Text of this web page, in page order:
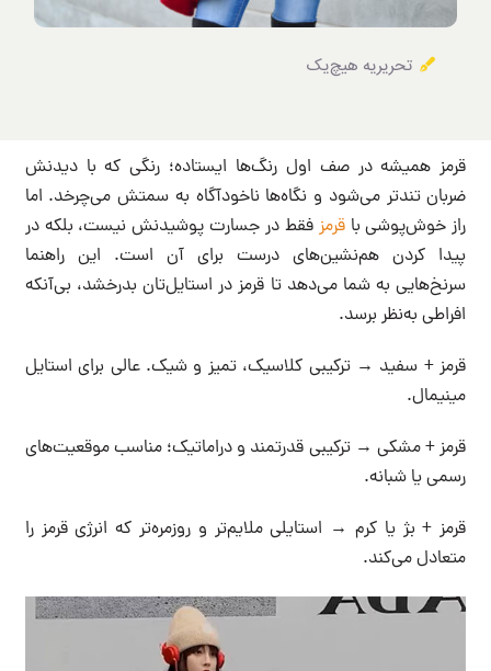
تحریریه هیچ‌یک
قرمز همیشه در صف اول رنگ‌ها ایستاده؛ رنگی که با دیدنش
ضربان تندتر می‌شود و نگاه‌ها ناخودآگاه به سمتش می‌چرخد. اما
راز خوش‌پوشی باقرمز فقط در جسارت پوشیدنش نیست، بلکه در
پیدا کردن هم‌نشین‌های درست برای آن است. این راهنما
سرنخ‌هایی به شما می‌دهد تا قرمز در استایل‌تان بدرخشد، بی‌آنکه
افراطی به‌نظر برسد.‌
قرمز + سفید → ترکیبی کلاسیک، تمیز و شیک. عالی برای استایل
مینیمال.
قرمز + مشکی → ترکیبی قدرتمند و دراماتیک؛ مناسب موقعیت‌های
رسمی یا شبانه.
قرمز + بژ یا کرم → استایلی ملایم‌تر و روزمره‌تر که انرژی قرمز را
متعادل می‌کند.